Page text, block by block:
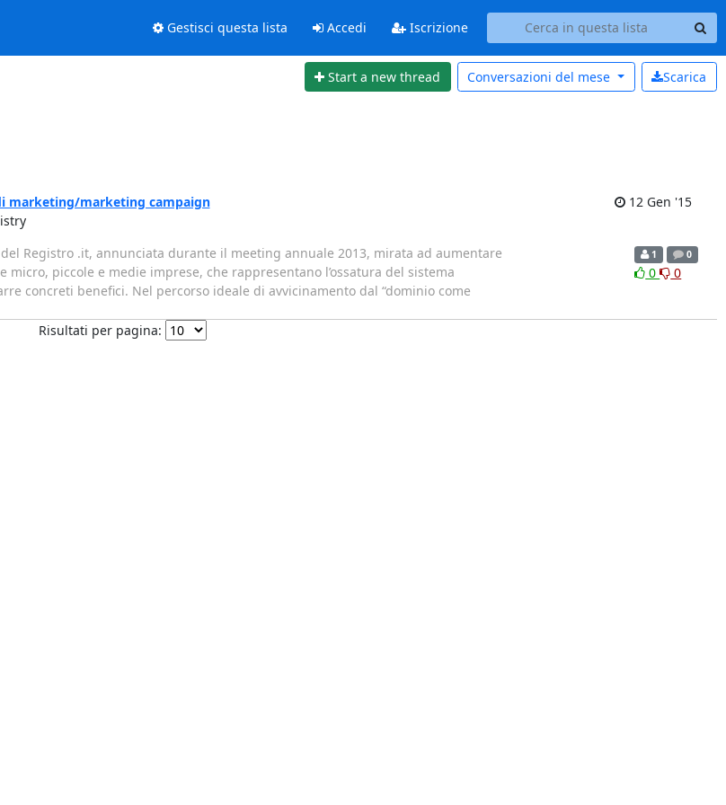
Gestisci questa lista Accedi Iscrizione
Start a new thread Scarica
Conversazioni del mese
marketing/marketing campaign
12 Gen '15
Registro .it, annunciata durante il meeting annuale 2013, mirata ad aumentare
piccole e medie imprese, che rappresentano l’ossatura del sistema
concreti benefici. Nel percorso ideale di avvicinamento dal “dominio come
1 0
0 0
Risultati per pagina: